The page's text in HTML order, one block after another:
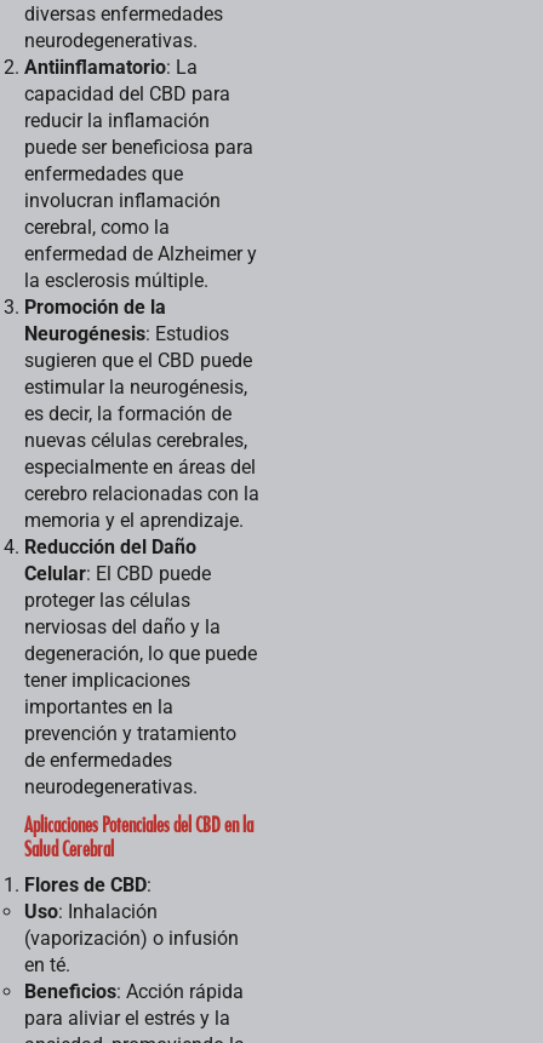
diversas enfermedades
neurodegenerativas.
Antiinflamatorio: La
capacidad del CBD para
reducir la inflamación
puede ser beneficiosa para
enfermedades que
involucran inflamación
cerebral, como la
enfermedad de Alzheimer y
la esclerosis múltiple.
Promoción de la
Neurogénesis: Estudios
sugieren que el CBD puede
estimular la neurogénesis,
es decir, la formación de
nuevas células cerebrales,
especialmente en áreas del
cerebro relacionadas con la
memoria y el aprendizaje.
Reducción del Daño
Celular: El CBD puede
proteger las células
nerviosas del daño y la
degeneración, lo que puede
tener implicaciones
importantes en la
prevención y tratamiento
de enfermedades
neurodegenerativas.
Aplicaciones Potenciales del CBD en la
Salud Cerebral
Flores de CBD:
Uso: Inhalación
(vaporización) o infusión
en té.
Beneficios: Acción rápida
para aliviar el estrés y la